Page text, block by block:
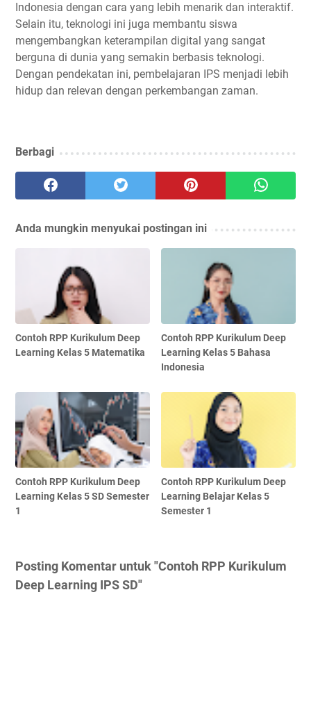
Indonesia dengan cara yang lebih menarik dan interaktif.
Selain itu, teknologi ini juga membantu siswa
mengembangkan keterampilan digital yang sangat
berguna di dunia yang semakin berbasis teknologi.
Dengan pendekatan ini, pembelajaran IPS menjadi lebih
hidup dan relevan dengan perkembangan zaman.
Berbagi
Anda mungkin menyukai postingan ini
Contoh RPP Kurikulum Deep
Learning Kelas 5 Matematika
Contoh RPP Kurikulum Deep
Learning Kelas 5 Bahasa
Indonesia
Contoh RPP Kurikulum Deep
Learning Kelas 5 SD Semester
1
Contoh RPP Kurikulum Deep
Learning Belajar Kelas 5
Semester 1
Posting Komentar untuk "Contoh RPP Kurikulum
Deep Learning IPS SD"